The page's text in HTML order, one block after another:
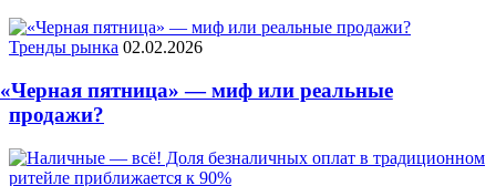
Тренды рынка 02.02.2026
«Черная пятница» — миф или реальные
продажи?